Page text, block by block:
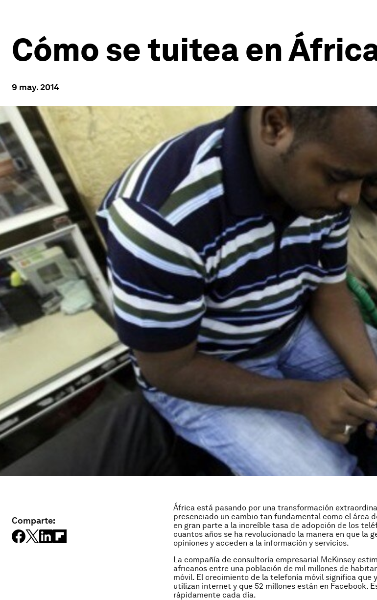
Cómo se tuitea en
9 may. 2014
Comparte:
África está pasando por una transformación
presenciado un cambio tan fundamental como el área
en gran parte a la increíble tasa de adopción de los
cuantos años se ha revolucionado la manera en que la
opiniones y acceden a la información y servicios.
La compañía de consultoría empresarial McKinsey
africanos entre una población de mil millones de
móvil. El crecimiento de la telefonía móvil significa que
utilizan internet y que 52 millones están en Facebook.
rápidamente cada día.